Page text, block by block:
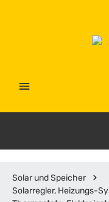
Solar und Speicher
Solarregler, Heizungs-